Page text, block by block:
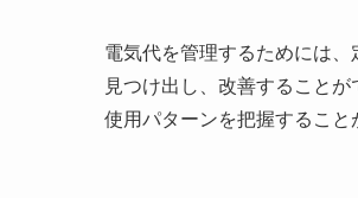
電気代を管理するためには
見つけ出し、改善すること
使用パターンを把握すること